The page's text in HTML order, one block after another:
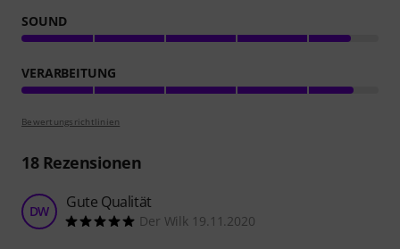
SOUND
VERARBEITUNG
Bewertungsrichtlinien
18Rezensionen
DW Gute Qualität
Der Wilk 19.11.2020